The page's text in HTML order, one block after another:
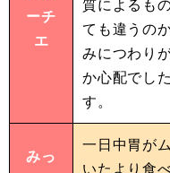
ーチ
エ
質によるも
ても違うの
みにつわり
か心配でし
す。
みっ
一日中胃が
いたより食